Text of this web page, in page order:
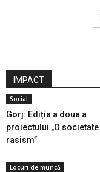
IMPACT
Social
Gorj: Ediția a doua a
proiectului „O
rasism”
Locuri de muncă